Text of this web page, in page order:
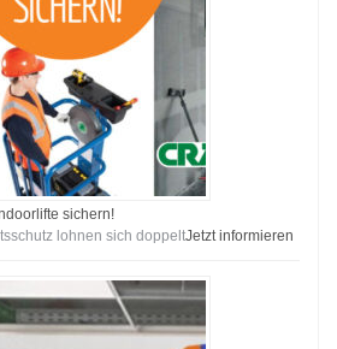
sichern!
lohnen sich doppeltJetzt informieren